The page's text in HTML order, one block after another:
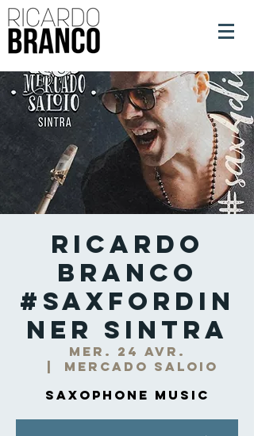
Ricardo
Branco
#SaxForDin
ner Sintra
mer. 24 avr.
Mercado Saloio
Saxophone Music